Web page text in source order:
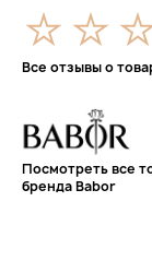
Все отзывы о
Посмотреть все
бренда Babor